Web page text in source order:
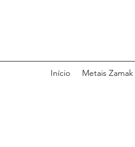
Início Metais Zamak